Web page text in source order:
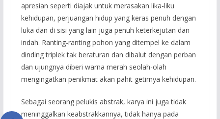
apresian seperti diajak untuk merasakan lika-liku
kehidupan, perjuangan hidup yang keras penuh dengan
luka dan di sisi yang lain juga penuh keterkejutan dan
indah. Ranting-ranting pohon yang ditempel ke dalam
dinding triplek tak beraturan dan dibalut dengan perban
dan ujungnya diberi warna merah seolah-olah
mengingatkan penikmat akan pahit getirnya kehidupan.
Sebagai seorang pelukis abstrak, karya ini juga tidak
meninggalkan keabstrakkannya, tidak hanya pada